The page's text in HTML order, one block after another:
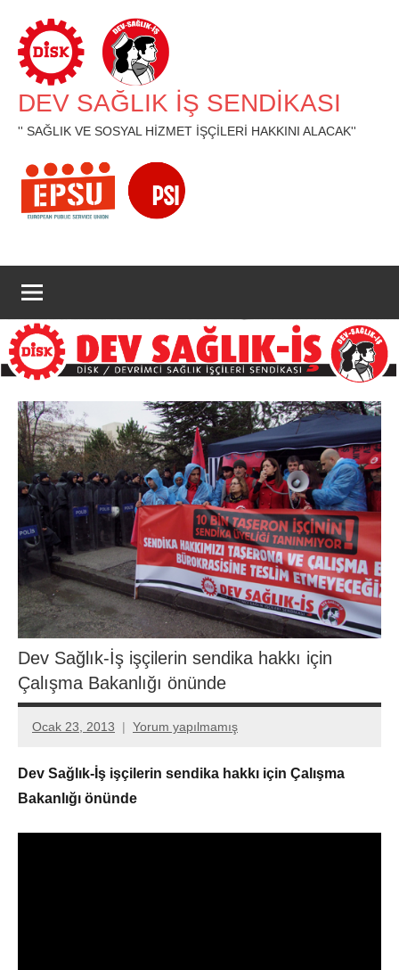
geç
DEV SAĞLIK İŞ SENDİKASI
'' SAĞLIK VE SOSYAL HİZMET İŞÇİLERİ HAKKINI ALACAK''
Dev Sağlık-İş işçilerin sendika hakkı için
Çalışma Bakanlığı önünde
Ocak 23, 2013
Aksu
Yorum yapılmamış
Dev Sağlık-İş işçilerin sendika hakkı için Çalışma
Bakanlığı önünde